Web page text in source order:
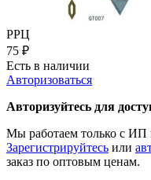
РРЦ
75 ₽
Есть в наличии
Авторизоваться
Авторизуйтесь для
Мы работаем только с
Зарегистрируйтесь или
заказ по оптовым ценам.